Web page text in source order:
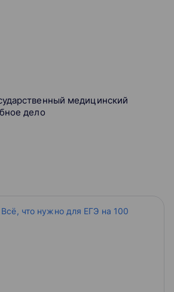
медицинский
дело